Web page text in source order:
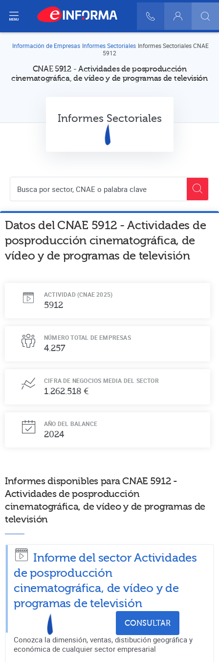
900 10 30 20
Login
Información de Empresas Informes Sectoriales Informes Sectoriales CNAE
5912
CNAE 5912 - Actividades de posproducción
cinematográfica, de vídeo y de programas de televisión
Informes Sectoriales
Datos del CNAE 5912 -Actividades de
posproducción cinematográfica, de
vídeo y de programas de televisión
ACTIVIDAD (CNAE 2025)
5912
NÚMERO TOTAL DE EMPRESAS
4.257
CIFRA DE NEGOCIOS MEDIA DEL SECTOR
1.262.518 €
AÑO DEL BALANCE
2024
Informes disponibles para CNAE 5912 -
Actividades de posproducción
cinematográfica, de vídeo y de programas de
televisión
Informe del sector Actividades
de posproducción
cinematográfica, de vídeo y de
programas de televisión
CONSULTAR
Conozca la dimensión, ventas, distibución geográfica y
económica de cualquier sector empresarial